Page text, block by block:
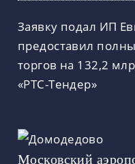
Заявку подал ИП
предоставил
торгов на 132,2
«РТС-Тендер»
Московский